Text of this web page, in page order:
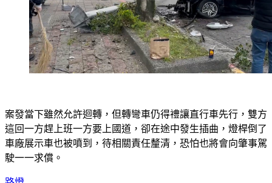
這回一方趕上班一方要上國道，卻在途中發生插曲，燈桿倒了
車廠展示車也被噴到，待相關責任釐清，恐怕也將會向肇事駕
駛一一求償。